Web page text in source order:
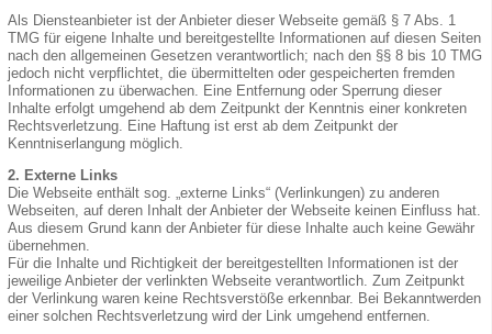
Als Diensteanbieter ist der Anbieter dieser Webseite gemäß § 7 Abs. 1
TMG für eigene Inhalte und bereitgestellte Informationen auf diesen Seiten
nach den allgemeinen Gesetzen verantwortlich; nach den §§ 8 bis 10 TMG
jedoch nicht verpflichtet, die übermittelten oder gespeicherten fremden
Informationen zu überwachen. Eine Entfernung oder Sperrung dieser
Inhalte erfolgt umgehend ab dem Zeitpunkt der Kenntnis einer konkreten
Rechtsverletzung. Eine Haftung ist erst ab dem Zeitpunkt der
Kenntniserlangung möglich.
2. Externe Links
Die Webseite enthält sog. „externe Links“ (Verlinkungen) zu anderen
Webseiten, auf deren Inhalt der Anbieter der Webseite keinen Einfluss hat.
Aus diesem Grund kann der Anbieter für diese Inhalte auch keine Gewähr
übernehmen.
Für die Inhalte und Richtigkeit der bereitgestellten Informationen ist der
jeweilige Anbieter der verlinkten Webseite verantwortlich. Zum Zeitpunkt
der Verlinkung waren keine Rechtsverstöße erkennbar. Bei Bekanntwerden
einer solchen Rechtsverletzung wird der Link umgehend entfernen.